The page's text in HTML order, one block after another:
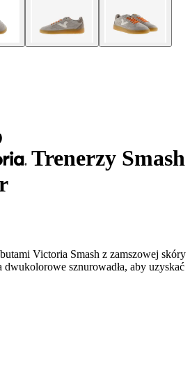
Trenerzy Smash
Victoria Smash z zamszowej skóry
sznurowadła, aby uzyskać